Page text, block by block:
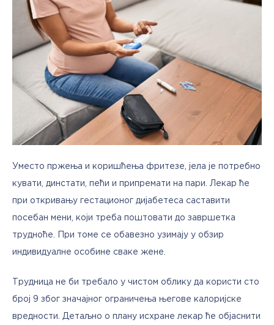
Уместо пржења и коришћења фритезе, јела је потребно
кувати, динстати, пећи и припремати на пари. Лекар ће
при откривању гестационог дијабетеса саставити
посебан мени, који треба поштовати до завршетка
трудноће. При томе се обавезно узимају у обзир
индивидуалне особине сваке жене.
Трудница не би требало у чистом облику да користи сто
број 9 због значајног ограничења његове калоријске
вредности. Детаљно о плану исхране лекар ће објаснити